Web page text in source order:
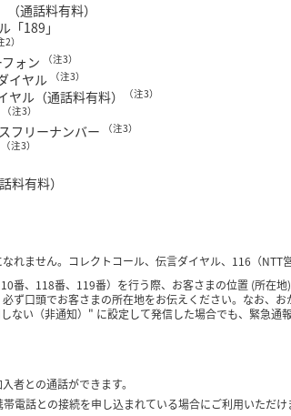
通話料有料）
「189」
2）
ォン （注3）
イヤル （注3）
ル（通話料有料） （注3）
（注3）
フリーナンバー （注3）
（注3）
料有料）
れません。コレクトコール、伝言ダイヤル、116（NTT営
番、118番、119番）を行う際、お客さまの位置 (所在
ず口頭でお客さまの所在地をお伝えください。なお、
ない（非通知）" に設定して発信した場合でも、緊急
者との通話ができます。
電話との接続を申し込まれている場合にご利用いただけ